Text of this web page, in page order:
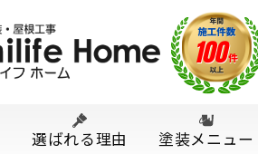
選ばれる理由 塗装メニュー